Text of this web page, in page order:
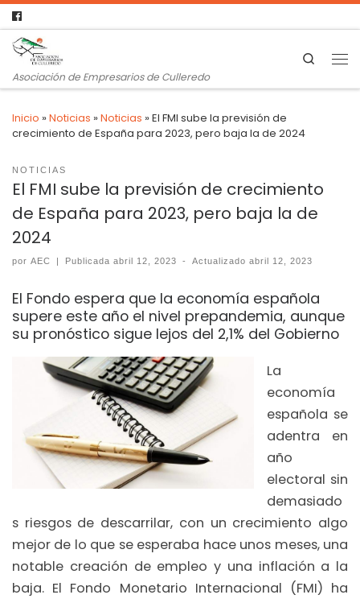
Asociación de Empresarios de Culleredo
Search
Inicio »Noticias »Noticias »El FMI sube la previsión de
crecimiento de España para 2023, pero baja la de 2024
NOTICIAS
El FMI sube la previsión de crecimiento
de España para 2023, pero baja la de
2024
por AEC | Publicadaabril 12, 2023 - Actualizadoabril 12, 2023
El Fondo espera que la economía española
supere este año el nivel prepandemia, aunque
su pronóstico sigue lejos del 2,1% del Gobierno
La
economía
española se
adentra en
año
electoral sin
demasiado
s riesgos de descarrilar, con un crecimiento algo
mejor de lo que se esperaba hace unos meses, una
notable creación de empleo y una inflación a la
baja. El Fondo Monetario Internacional (FMI) ha